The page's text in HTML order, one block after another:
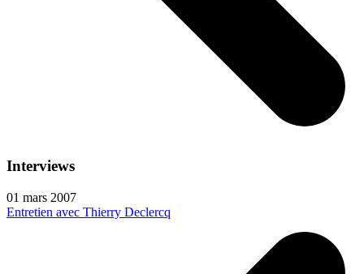
Interviews
01 mars 2007
Entretien avec Thierry Declercq